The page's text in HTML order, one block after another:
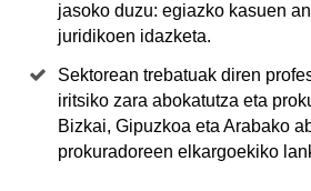
jasoko duzu: egiazko kasuen
juridikoen idazketa.
Sektorean trebatuak diren
iritsiko zara abokatutza eta
Bizkai, Gipuzkoa eta Arabako
prokuradoreen elkargoekiko